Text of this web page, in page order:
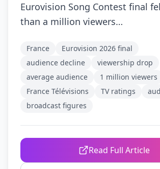
Eurovision Song Contest final
than a million viewers…
France
Eurovision 2026 final
audience decline
viewership drop
average audience
1 million viewers
France Télévisions
TV ratings
broadcast figures
Read Full Article